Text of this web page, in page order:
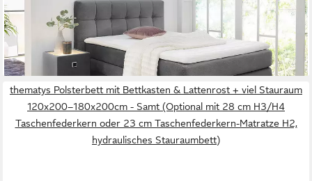
UVP 1.599,99 €
-44%
lieferbar - in 2-3 Werktagen bei dir
thematys Polsterbett mit Bettkasten & Lattenrost + viel Stauraum
120x200–180x200cm - Samt (Optional mit 28 cm H3/H4
Taschenfederkern oder 23 cm Taschenfederkern-Matratze H2,
hydraulisches Stauraumbett)